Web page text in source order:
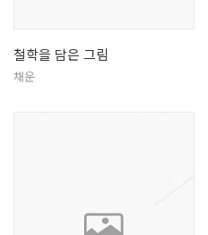
철학을 담은 그림
채운